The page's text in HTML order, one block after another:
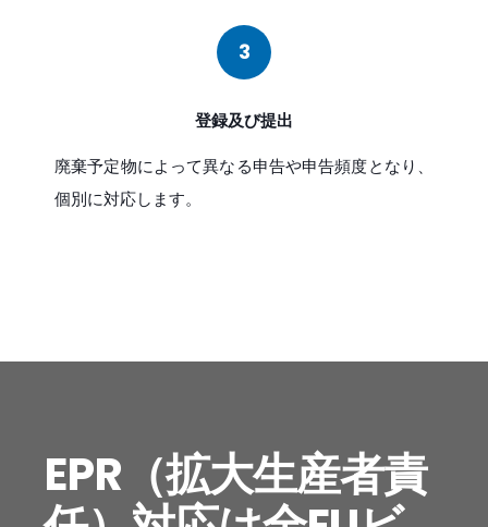
3
登録及び提出
廃棄予定物によって異なる申告や申告頻度となり、
個別に対応します。
EPR（拡大生産者責